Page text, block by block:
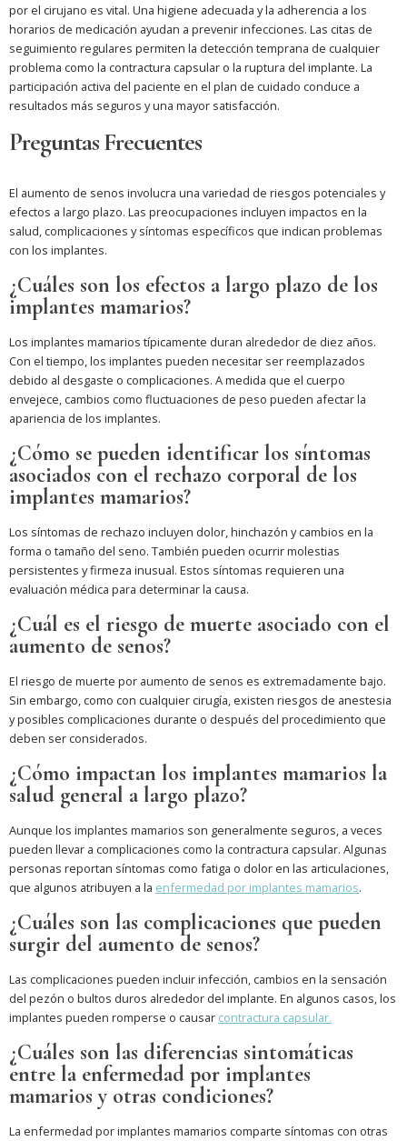
por el cirujano es vital. Una higiene adecuada y la adherencia a los
horarios de medicación ayudan a prevenir infecciones. Las citas de
seguimiento regulares permiten la detección temprana de cualquier
problema como la contractura capsular o la ruptura del implante. La
participación activa del paciente en el plan de cuidado conduce a
resultados más seguros y una mayor satisfacción.
Preguntas Frecuentes
El aumento de senos involucra una variedad de riesgos potenciales y
efectos a largo plazo. Las preocupaciones incluyen impactos en la
salud, complicaciones y síntomas específicos que indican problemas
con los implantes.
¿Cuáles son los efectos a largo plazo de los
implantes mamarios?
Los implantes mamarios típicamente duran alrededor de diez años.
Con el tiempo, los implantes pueden necesitar ser reemplazados
debido al desgaste o complicaciones. A medida que el cuerpo
envejece, cambios como fluctuaciones de peso pueden afectar la
apariencia de los implantes.
¿Cómo se pueden identificar los síntomas
asociados con el rechazo corporal de los
implantes mamarios?
Los síntomas de rechazo incluyen dolor, hinchazón y cambios en la
forma o tamaño del seno. También pueden ocurrir molestias
persistentes y firmeza inusual. Estos síntomas requieren una
evaluación médica para determinar la causa.
¿Cuál es el riesgo de muerte asociado con el
aumento de senos?
El riesgo de muerte por aumento de senos es extremadamente bajo.
Sin embargo, como con cualquier cirugía, existen riesgos de anestesia
y posibles complicaciones durante o después del procedimiento que
deben ser considerados.
¿Cómo impactan los implantes mamarios la
salud general a largo plazo?
Aunque los implantes mamarios son generalmente seguros, a veces
pueden llevar a complicaciones como la contractura capsular. Algunas
personas reportan síntomas como fatiga o dolor en las articulaciones,
que algunos atribuyen a la enfermedad por implantes mamarios.
¿Cuáles son las complicaciones que pueden
surgir del aumento de senos?
Las complicaciones pueden incluir infección, cambios en la sensación
del pezón o bultos duros alrededor del implante. En algunos casos, los
implantes pueden romperse o causar contractura capsular.
¿Cuáles son las diferencias sintomáticas
entre la enfermedad por implantes
mamarios y otras condiciones?
La enfermedad por implantes mamarios comparte síntomas con otras